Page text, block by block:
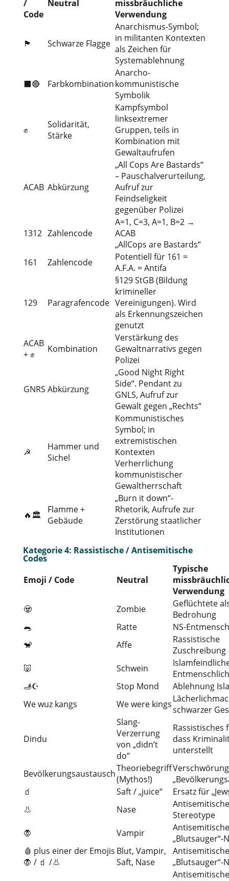
/
Code
Neutral
missbräuchliche
Verwendung
🏴 Schwarze Flagge
Anarchismus-Symbol;
in militanten Kontexten
als Zeichen für
Systemablehnung
⬛🔴 Farbkombination
Anarcho-
kommunistische
Symbolik
✊
Solidarität,
Stärke
Kampfsymbol
linksextremer
Gruppen, teils in
Kombination mit
Gewaltaufrufen
ACAB Abkürzung
„All Cops Are Bastards“
– Pauschalverurteilung,
Aufruf zur
Feindseligkeit
gegenüber Polizei
1312 Zahlencode
A=1, C=3, A=1, B=2 →
ACAB
„AllCops are Bastards“
161
Zahlencode
Potentiell für 161 =
A.F.A. = Antifa
129 Paragrafencode
§129 StGB (Bildung
krimineller
Vereinigungen). Wird
als Erkennungszeichen
genutzt
ACAB
+ ✊
Kombination
Verstärkung des
Gewaltnarrativs gegen
Polizei
GNRS Abkürzung
„Good Night Right
Side“. Pendant zu
GNLS, Aufruf zur
Gewalt gegen „Rechts“
☭
Hammer und
Sichel
Kommunistisches
Symbol; in
extremistischen
Kontexten
Verherrlichung
kommunistischer
Gewaltherrschaft
🔥🏛️
Flamme +
Gebäude
„Burn it down“-
Rhetorik, Aufrufe zur
Zerstörung staatlicher
Institutionen
Kategorie 4: Rassistische / Antisemitische
Codes
Emoji / Code
Neutral
Typische
Verwendung
🧟
Zombie
Geflüchtete
Bedrohung
🐀
Ratte
NS-
🐒
Affe
Rassistische
Zuschreibung
🐷
Schwein
🫸☪
Stop Mond
Ablehnung
We wuz kangs
We were kingsschwarzer
Dindu
Slang-
Verzerrung
von „didn’t
do“
Rassistisches
dass
unterstellt
BevölkerungsaustauschTheoriebegriff
(Mythos!)
🧃
Saft / „juice“
Ersatz für
👃
Nase
Antisemitische
Stereotype
🧛
Vampir
„Blutsauger“-
🩸 plus einer der Emojis
🧛 / 🧃 /👃
Blut, Vampir,
Saft, Nase
„Blutsauger“-
Antisemitische